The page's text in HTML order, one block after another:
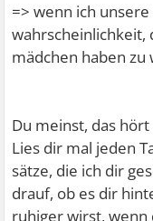
=> wenn ich
wahrscheinlichkeit,
mädchen haben zu
Du meinst, das hört
Lies dir mal jeden
sätze, die ich dir
drauf, ob es dir
ruhiger wirst,